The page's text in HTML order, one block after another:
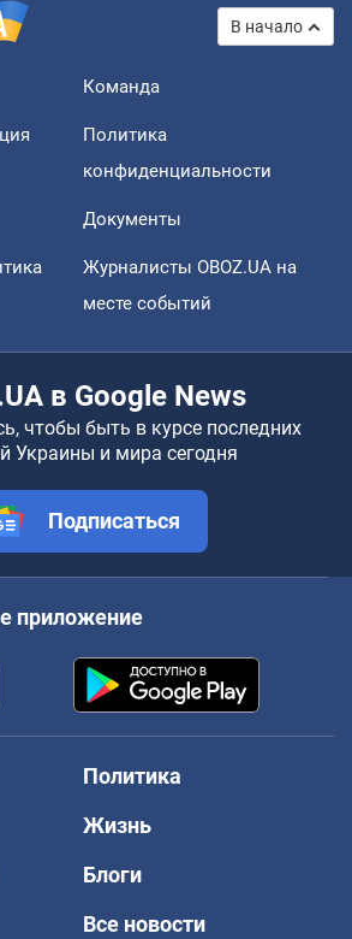
В начало
Команда
Политика
конфиденциальности
Документы
Журналисты OBOZ.UA на
месте событий
в Google News
чтобы быть в курсе последних
Украины и мира сегодня
Подписаться
приложение
Политика
Жизнь
Блоги
Все новости